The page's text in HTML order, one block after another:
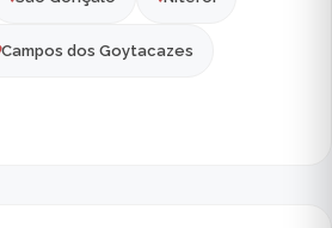
Campos dos Goytacazes